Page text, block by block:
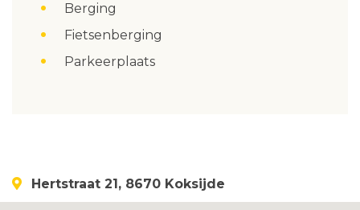
Berging
Fietsenberging
Parkeerplaats
Hertstraat 21, 8670 Koksijde